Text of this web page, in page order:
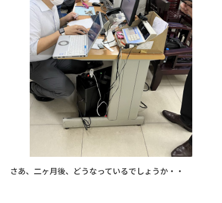
さあ、二ヶ月後、どうなっているでしょうか・・